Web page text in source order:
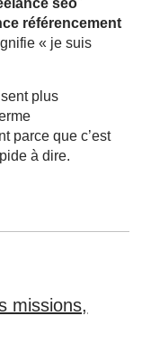
référencement
« je suis
plus
parce que c’est
à dire.
missions,